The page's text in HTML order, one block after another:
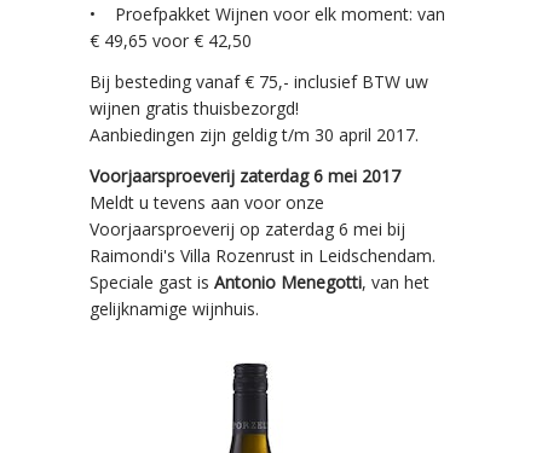
• Proefpakket Wijnen voor elk moment: van
€ 49,65 voor € 42,50
Bij besteding vanaf € 75,- inclusief BTW uw
wijnen gratis thuisbezorgd!
Aanbiedingen zijn geldig t/m 30 april 2017.
Voorjaarsproeverij zaterdag 6 mei 2017
Meldt u tevens aan voor onze
Voorjaarsproeverij op zaterdag 6 mei bij
Raimondi's Villa Rozenrust in Leidschendam.
Speciale gast is Antonio Menegotti, van het
gelijknamige wijnhuis.